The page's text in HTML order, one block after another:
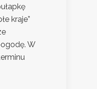
kraje”
W